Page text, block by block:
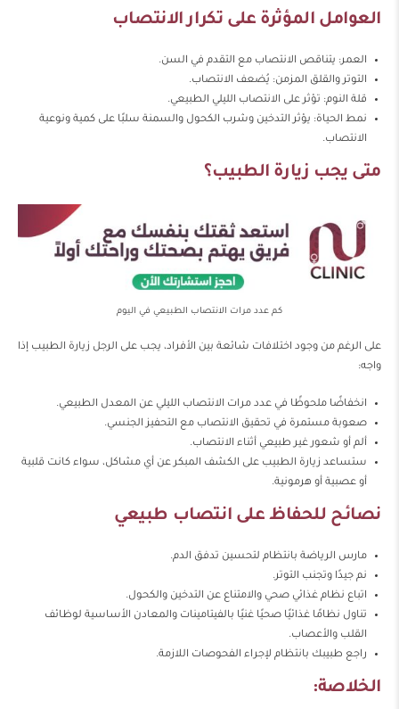
العوامل المؤثرة على تكرار الانتصاب
العمر: يتناقص الانتصاب مع التقدم في السن.
التوتر والقلق المزمن: يُضعف الانتصاب.
قلة النوم: تؤثر على الانتصاب الليلي الطبيعي.
نمط الحياة: يؤثر التدخين وشرب الكحول والسمنة سلبًا على كمية ونوعية
الانتصاب.
متى يجب زيارة الطبيب؟
كم عدد مرات الانتصاب الطبيعي في اليوم
على الرغم من وجود اختلافات شائعة بين الأفراد، يجب على الرجل زيارة الطبيب إذا
واجه:
انخفاضًا ملحوظًا في عدد مرات الانتصاب الليلي عن المعدل الطبيعي.
صعوبة مستمرة في تحقيق الانتصاب مع التحفيز الجنسي.
ألم أو شعور غير طبيعي أثناء الانتصاب.
ستساعد زيارة الطبيب على الكشف المبكر عن أي مشاكل، سواء كانت قلبية
أو عصبية أو هرمونية.
نصائح للحفاظ على انتصاب طبيعي
مارس الرياضة بانتظام لتحسين تدفق الدم.
نم جيدًا وتجنب التوتر.
اتباع نظام غذائي صحي والامتناع عن التدخين والكحول.
تناول نظامًا غذائيًا صحيًا غنيًا بالفيتامينات والمعادن الأساسية لوظائف
القلب والأعصاب.
راجع طبيبك بانتظام لإجراء الفحوصات اللازمة.
الخلاصة: